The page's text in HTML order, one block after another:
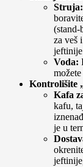
Struja:
(stand-
za veš
Voda:
Kontrolišite
Kafa
kafu,
je u